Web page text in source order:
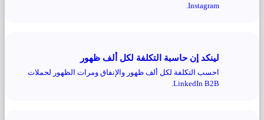
Instagram.
لينكد إن حاسبة التكلفة لكل ألف ظهور
احسب التكلفة لكل ألف ظهور والإنفاق ومرات الظهور لحملات
LinkedIn B2B.